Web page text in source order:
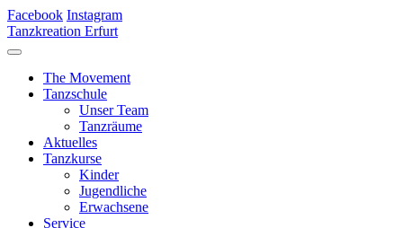
Facebook Instagram
Tanzkreation Erfurt
The Movement
Tanzschule
Unser Team
Tanzräume
Aktuelles
Tanzkurse
Kinder
Jugendliche
Erwachsene
Service